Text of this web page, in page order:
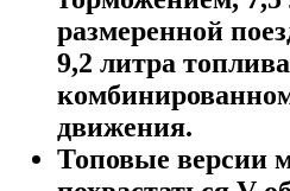
размеренной
9,2 литра
движения.
Топовые версии